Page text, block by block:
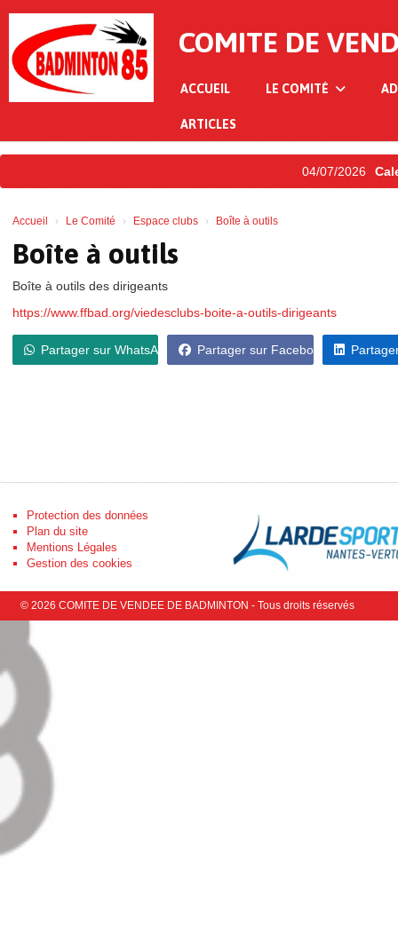
COMITE DE
ACCUEIL LE COMITÉ
ARTICLES
04/07/2026
Accueil Le Comité Espace clubs Boîte à outils
Boîte à outils
Boîte à outils des dirigeants
https://www.ffbad.org/viedesclubs-boite-a-outils-dirigeants
Partager sur WhatsApp Partager sur Facebook
Protection des données
Plan du site
Mentions Légales
Gestion des cookies
Facebook
© 2026 COMITE DE VENDEE DE BADMINTON - Tous droits réservés